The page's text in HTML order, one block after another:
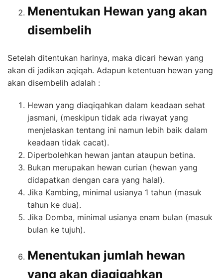
Menentukan Hewan yang akan
disembelih
Setelah ditentukan harinya, maka dicari hewan yang
akan di jadikan aqiqah. Adapun ketentuan hewan yang
akan disembelih adalah :
Hewan yang diaqiqahkan dalam keadaan sehat
jasmani, (meskipun tidak ada riwayat yang
menjelaskan tentang ini namun lebih baik dalam
keadaan tidak cacat).
Diperbolehkan hewan jantan ataupun betina.
Bukan merupakan hewan curian (hewan yang
didapatkan dengan cara yang halal).
Jika Kambing, minimal usianya 1 tahun (masuk
tahun ke dua).
Jika Domba, minimal usianya enam bulan (masuk
bulan ke tujuh).
Menentukan jumlah hewan
yang akan diaqiqahkan